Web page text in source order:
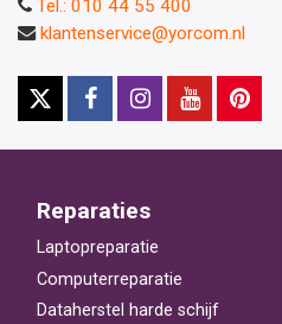
Tel.: 010 44 55 400
klantenservice@yorcom.nl
Reparaties
Laptopreparatie
Computerreparatie
Dataherstel harde schijf